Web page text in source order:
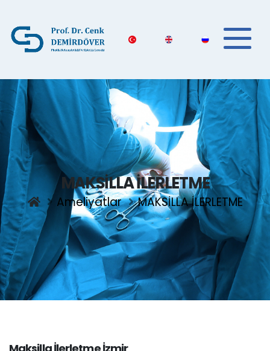
MAKSİLLA İLERLETME
Ameliyatlar MAKSİLLA İLERLETME